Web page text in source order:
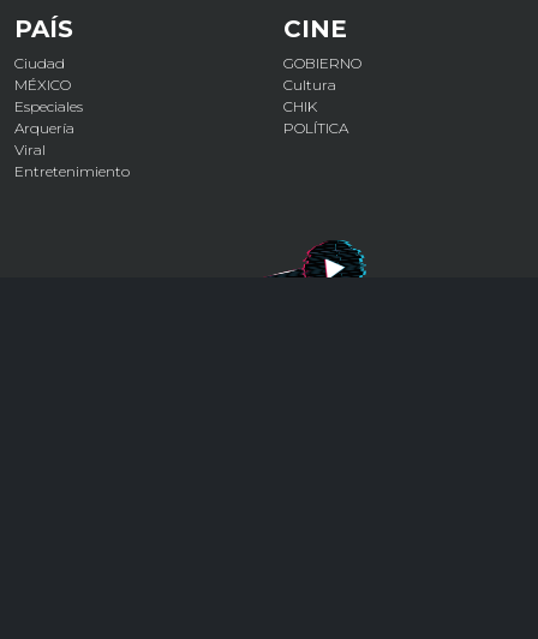
PAÍS
Ciudad
MÉXICO
Especiales
Arquería
Viral
Entretenimiento
CINE
GOBIERNO
Cultura
CHIK
POLÍTICA